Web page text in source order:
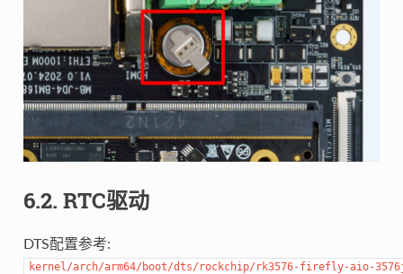
6.2. RTC驱动
DTS配置参考:
kernel/arch/arm64/boot/dts/rockchip/rk3576-firefly-aio-